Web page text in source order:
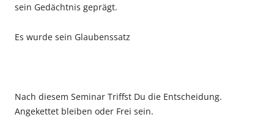
sein Gedächtnis geprägt.
Es wurde sein Glaubenssatz
Nach diesem Seminar Triffst Du die Entscheidung.
Angekettet bleiben oder Frei sein.